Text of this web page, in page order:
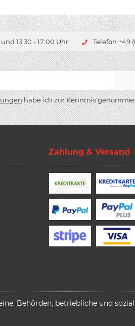
13:30 - 17:00 Uhr Telefon +49
habe ich zur Kenntnis
Zahlung & Versand
Behörden, betriebliche und